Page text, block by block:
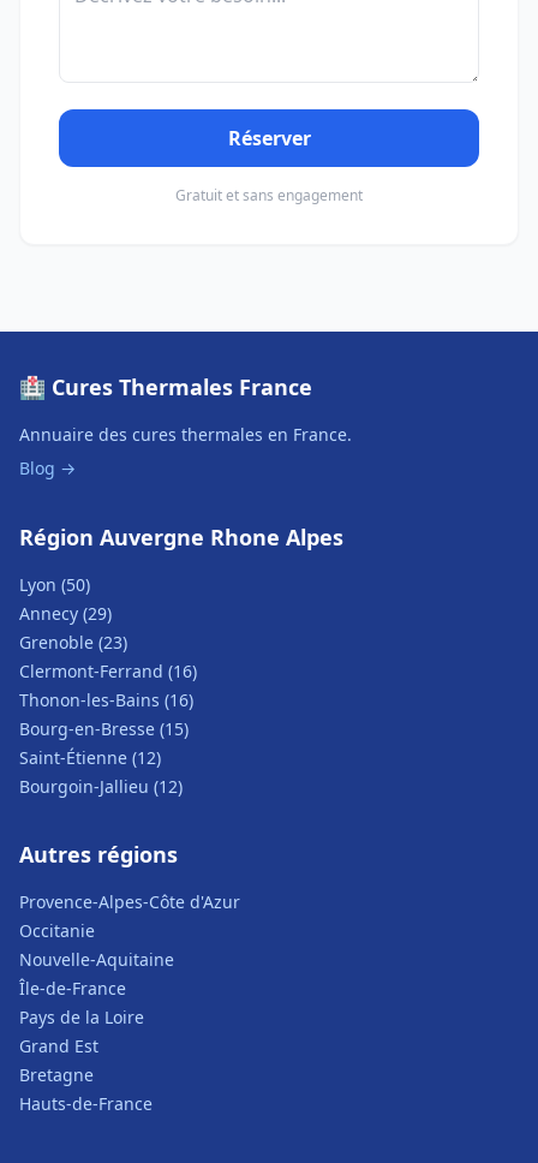
Réserver
Gratuit et sans engagement
🏥 Cures Thermales France
Annuaire des cures thermales en France.
Blog →
Région Auvergne Rhone Alpes
Lyon (50)
Annecy (29)
Grenoble (23)
Clermont-Ferrand (16)
Thonon-les-Bains (16)
Bourg-en-Bresse (15)
Saint-Étienne (12)
Bourgoin-Jallieu (12)
Autres régions
Provence-Alpes-Côte d'Azur
Occitanie
Nouvelle-Aquitaine
Île-de-France
Pays de la Loire
Grand Est
Bretagne
Hauts-de-France